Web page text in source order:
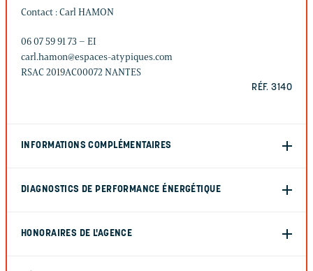
Contact : Carl HAMON
06 07 59 91 73 – EI
carl.hamon@espaces-atypiques.com
RSAC 2019AC00072 NANTES
RÉF. 3140
INFORMATIONS COMPLÉMENTAIRES
DIAGNOSTICS DE PERFORMANCE ÉNERGÉTIQUE
HONORAIRES DE L'AGENCE